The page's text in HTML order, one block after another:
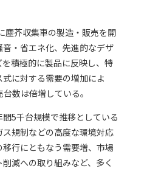
塵芥収集車の製造・販売を開
・省エネ化、先進的なデザ
積極的に製品に反映し、特
に対する需要の増加によ
数は倍増している。
5千台規模で推移としている
規制などの高度な環境対応
行にともなう需要増、市場
減への取り組みなど、多く